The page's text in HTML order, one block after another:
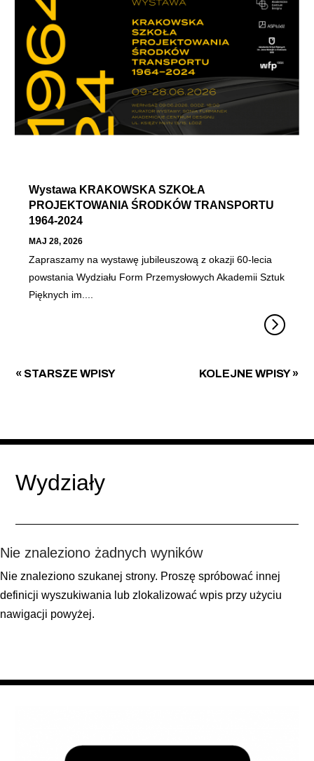
Wystawa KRAKOWSKA SZKOŁA
PROJEKTOWANIA ŚRODKÓW TRANSPORTU
1964-2024
MAJ 28, 2026
Zapraszamy na wystawę jubileuszową z okazji 60-lecia
powstania Wydziału Form Przemysłowych Akademii Sztuk
Pięknych im....
« STARSZE WPISY KOLEJNE WPISY »
Wydziały
Nie znaleziono żadnych wyników
Nie znaleziono szukanej strony. Proszę spróbować innej
definicji wyszukiwania lub zlokalizować wpis przy użyciu
nawigacji powyżej.